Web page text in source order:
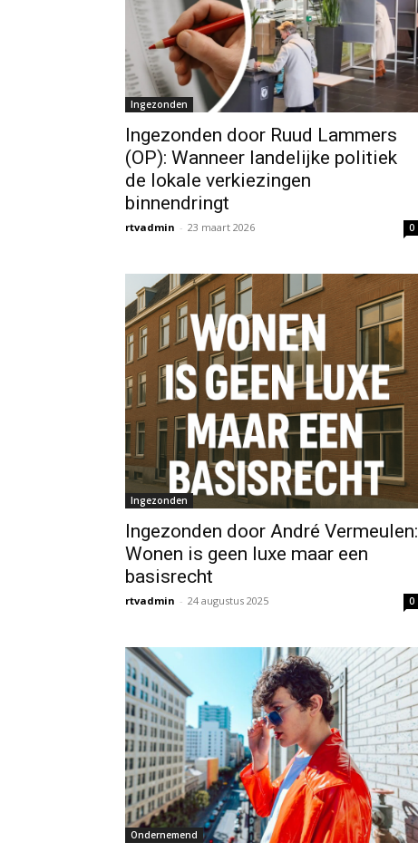
Ingezonden
Ingezonden door Ruud Lammers
(OP): Wanneer landelijke politiek
de lokale verkiezingen
binnendringt
rtvadmin - 23 maart 2026 0
Ingezonden
Ingezonden door André Vermeulen:
Wonen is geen luxe maar een
basisrecht
rtvadmin - 24 augustus 2025 0
Ondernemend